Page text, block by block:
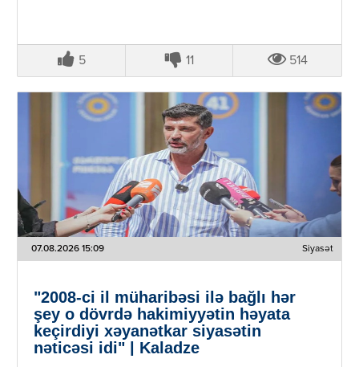
5 11 514
07.08.2026 15:09 Siyasət
"2008-ci il müharibəsi ilə bağlı hər
şey o dövrdə hakimiyyətin həyata
keçirdiyi xəyanətkar siyasətin
nəticəsi idi" | Kaladze